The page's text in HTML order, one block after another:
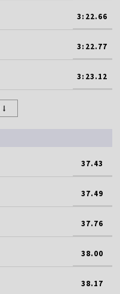
3:22.66
3:22.77
3:23.12
37.43
37.49
37.76
38.00
38.17